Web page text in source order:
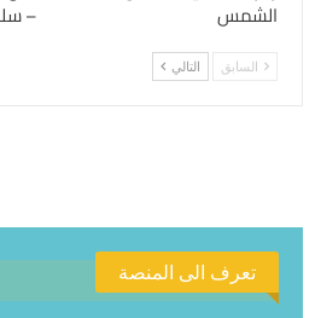
الشمس –
السابق التالي
تعرف الى المنصة